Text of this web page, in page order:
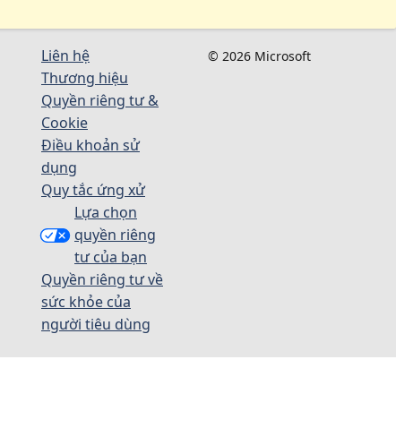
Liên hệ
Thương hiệu
Quyền riêng tư &
Cookie
Điều khoản sử
dụng
Quy tắc ứng xử
Lựa chọn
quyền riêng
tư của bạn
Quyền riêng tư về
sức khỏe của
người tiêu dùng
© 2026 Microsoft